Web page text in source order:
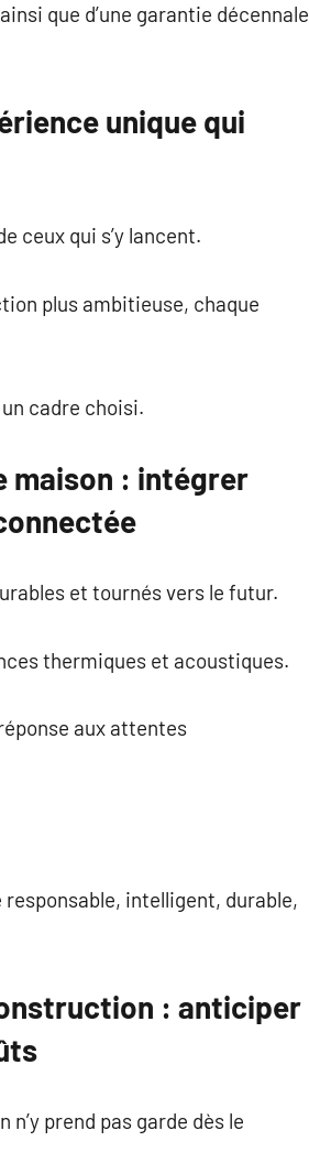
que d’une garantie décennale
unique qui
ceux qui s’y lancent.
plus ambitieuse, chaque
cadre choisi.
maison : intégrer
et tournés vers le futur.
thermiques et acoustiques.
aux attentes
intelligent, durable,
: anticiper
prend pas garde dès le